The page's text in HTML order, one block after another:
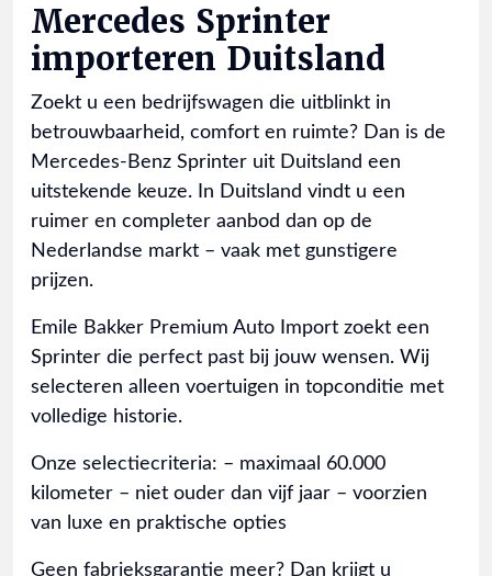
Mercedes Sprinter
importeren Duitsland
Zoekt u een bedrijfswagen die uitblinkt in
betrouwbaarheid, comfort en ruimte? Dan is de
Mercedes-Benz Sprinter uit Duitsland een
uitstekende keuze. In Duitsland vindt u een
ruimer en completer aanbod dan op de
Nederlandse markt – vaak met gunstigere
prijzen.
Emile Bakker Premium Auto Import zoekt een
Sprinter die perfect past bij jouw wensen. Wij
selecteren alleen voertuigen in topconditie met
volledige historie.
Onze selectiecriteria: – maximaal 60.000
kilometer – niet ouder dan vijf jaar – voorzien
van luxe en praktische opties
Geen fabrieksgarantie meer? Dan krijgt u